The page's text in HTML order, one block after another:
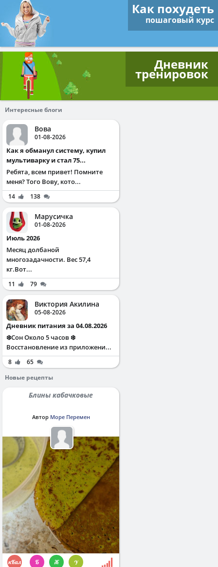
Как похудеть
пошаговый курс
Дневник
тренировок
Интересные блоги
Вова
01-08-2026
Как я обманул систему, купил
мультиварку и стал 75...
Ребята, всем привет! Помните
меня? Того Вову, кото...
14 138
Марусичка
01-08-2026
Июль 2026
Месяц долбаной
многозадачности. Вес 57,4
кг.Вот...
11 79
Виктория Акилина
05-08-2026
Дневник питания за 04.08.2026
❄️Сон Около 5 часов ❄️
Восстановление из приложени...
8
65
Новые рецепты
Блины кабачковые
Автор Море Перемен